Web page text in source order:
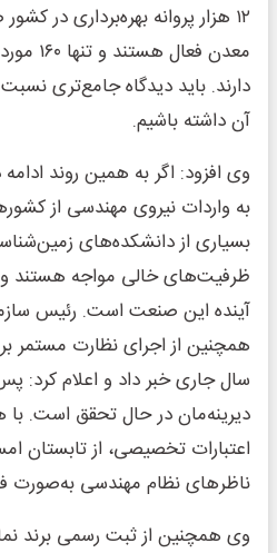
معدن
دارند. باید دیدگاه جامع‌تری
آن داشته باشیم.
وی افزود: اگر به همین روند
به واردات نیروی مهندسی از
بسیاری از دانشکده‌های
ظرفیت‌های خالی مواجه هستند
آینده این صنعت است. رئیس
همچنین از اجرای نظارت مستمر
دیرینه‌مان در حال تحقق است.
اعتبارات تخصیصی، از تابستان
ناظرهای نظام مهندسی به‌صورت
وی همچنین از ثبت رسمی برند